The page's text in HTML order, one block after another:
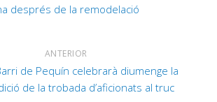
després de la remodelació
ANTERIOR
de Pequín celebrarà diumenge la
de la trobada d’aficionats al truc